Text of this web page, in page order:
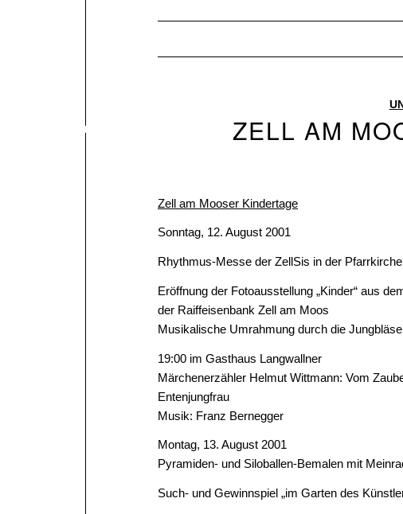
ZELL AM
Zell am Mooser Kindertage
Sonntag, 12. August 2001
Rhythmus-Messe der ZellSis in der Pfarrkirche
Eröffnung der Fotoausstellung „Kinder“ aus
der Raiffeisenbank Zell am Moos
Musikalische Umrahmung durch die
19:00 im Gasthaus Langwallner
Märchenerzähler Helmut Wittmann: Vom
Entenjungfrau
Musik: Franz Bernegger
Montag, 13. August 2001
Pyramiden- und Siloballen-Bemalen mit
Such- und Gewinnspiel „im Garten des